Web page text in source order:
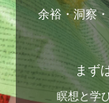
余裕・洞察
まず
瞑想と学